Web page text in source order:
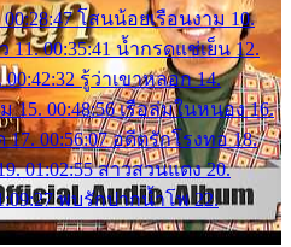
โสนน้อยเรือนงาม 10.
11. 00:35:41 น้ำกรดแช่เย็น 12.
รู้ว่าเขาหลอก 14.
15. 00:48:56 เรือล่มในหนอง 16.
17. 00:56:07 อดีตรักโรงทอ 18.
01:02:55 สาวสวนแตง 20.
พบรักปากน้ำโพ 22.